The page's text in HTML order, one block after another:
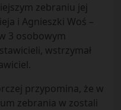
zebraniu jej
i Agnieszki Woś –
3 osobowym
wstrzymał
przypomina, że w
zebrania w zostali